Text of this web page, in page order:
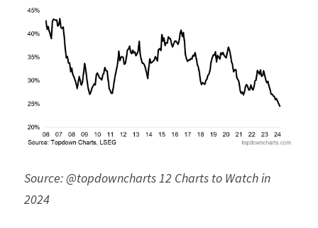
Source: @topdowncharts 12 Charts to Watch in
2024